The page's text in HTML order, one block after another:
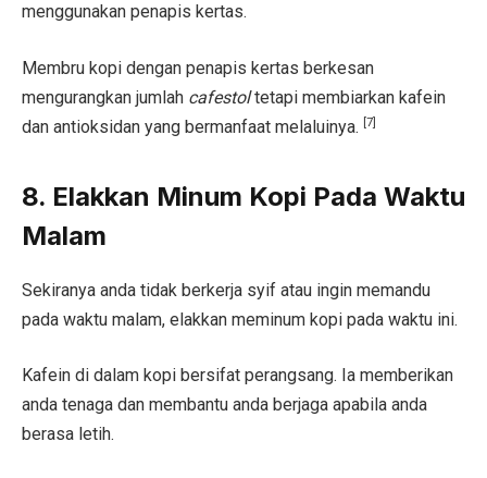
menggunakan penapis kertas.
Membru kopi dengan penapis kertas berkesan
mengurangkan jumlah cafestoltetapi membiarkan kafein
dan antioksidan yang bermanfaat melaluinya. [7]
8. Elakkan Minum Kopi Pada Waktu
Malam
Sekiranya anda tidak berkerja syif atau ingin memandu
pada waktu malam, elakkan meminum kopi pada waktu ini.
Kafein di dalam kopi bersifat perangsang. Ia memberikan
anda tenaga dan membantu anda berjaga apabila anda
berasa letih.